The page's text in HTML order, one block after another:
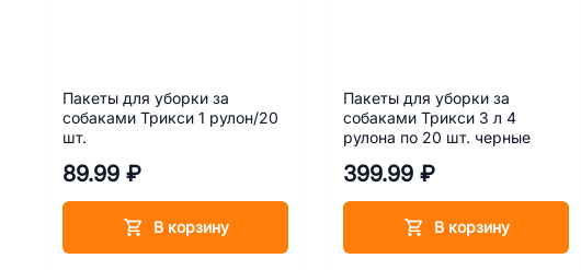
Пакеты для уборки за
собаками Трикси 1 рулон/20
шт.
89.99 ₽
В корзину
Пакеты для уборки за
собаками Трикси 3 л 4
рулона по 20 шт. черные
399.99 ₽
В корзину